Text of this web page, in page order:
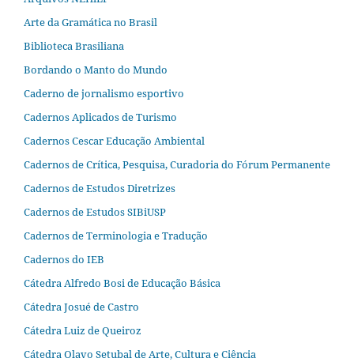
Arte da Gramática no Brasil
Biblioteca Brasiliana
Bordando o Manto do Mundo
Caderno de jornalismo esportivo
Cadernos Aplicados de Turismo
Cadernos Cescar Educação Ambiental
Cadernos de Crítica, Pesquisa, Curadoria do Fórum Permanente
Cadernos de Estudos Diretrizes
Cadernos de Estudos SIBiUSP
Cadernos de Terminologia e Tradução
Cadernos do IEB
Cátedra Alfredo Bosi de Educação Básica
Cátedra Josué de Castro
Cátedra Luiz de Queiroz
Cátedra Olavo Setubal de Arte, Cultura e Ciência